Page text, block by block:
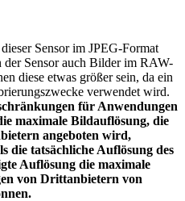
Sensor im JPEG-Format
der Sensor auch Bilder im RAW-
diese etwas größer sein, da ein
verwendet wird.
für Anwendungen
maximale Bildauflösung, die
angeboten wird,
die tatsächliche Auflösung des
Auflösung die maximale
von Drittanbietern von